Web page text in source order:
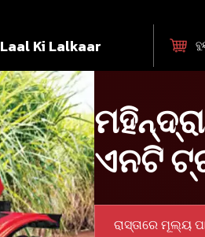
Laal Ki Lalkaar
ଏନଟି
ରାସ୍ତାରେ ମୂଲ୍ୟ